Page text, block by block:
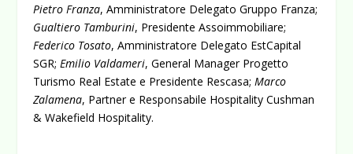
Pietro Franza, Amministratore Delegato Gruppo Franza;
Gualtiero Tamburini, Presidente Assoimmobiliare;
Federico Tosato, Amministratore Delegato EstCapital
SGR; Emilio Valdameri, General Manager Progetto
Turismo Real Estate e Presidente Rescasa;Marco
Zalamena, Partner e Responsabile Hospitality Cushman
& Wakefield Hospitality.